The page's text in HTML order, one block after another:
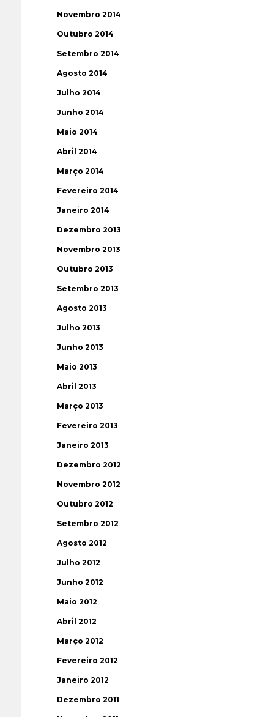
Novembro 2014
Outubro 2014
Setembro 2014
Agosto 2014
Julho 2014
Junho 2014
Maio 2014
Abril 2014
Março 2014
Fevereiro 2014
Janeiro 2014
Dezembro 2013
Novembro 2013
Outubro 2013
Setembro 2013
Agosto 2013
Julho 2013
Junho 2013
Maio 2013
Abril 2013
Março 2013
Fevereiro 2013
Janeiro 2013
Dezembro 2012
Novembro 2012
Outubro 2012
Setembro 2012
Agosto 2012
Julho 2012
Junho 2012
Maio 2012
Abril 2012
Março 2012
Fevereiro 2012
Janeiro 2012
Dezembro 2011